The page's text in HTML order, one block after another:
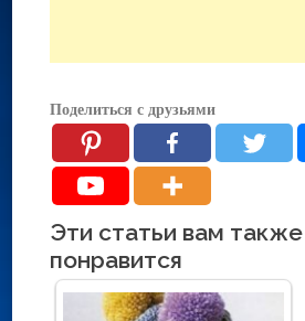
Поделиться с друзьями
Эти статьи вам
понравится